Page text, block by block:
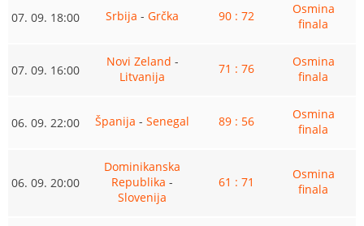
07. 09. 18:00 Srbija - Grčka 90 : 72
Osmina
finala
07. 09. 16:00
Novi Zeland -
Litvanija
71 : 76
Osmina
finala
06. 09. 22:00 Španija - Senegal 89 : 56
Osmina
finala
06. 09. 20:00
Dominikanska
Republika -
Slovenija
61 : 71
Osmina
finala